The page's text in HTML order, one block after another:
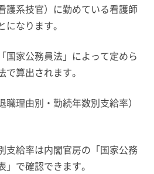
護系技官）に勤めている看護師
なります。
国家公務員法」によって定めら
算出されます。
職理由別・勤続年数別支給率）
支給率は内閣官房の「国家公務
で確認できます。